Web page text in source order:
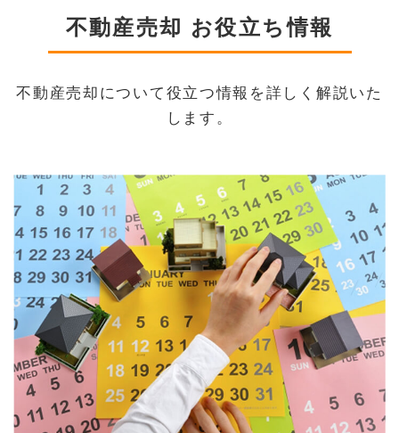
不動産売却 お役立ち情報
不動産売却について役立つ情報を詳しく解説いた
します。